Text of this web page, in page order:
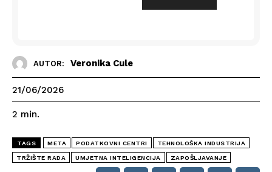
AUTOR: Veronika Cule
21/06/2026
2 min.
TAGS META PODATKOVNI CENTRI TEHNOLOŠKA INDUSTRIJA
TRŽIŠTE RADA UMJETNA INTELIGENCIJA ZAPOŠLJAVANJE